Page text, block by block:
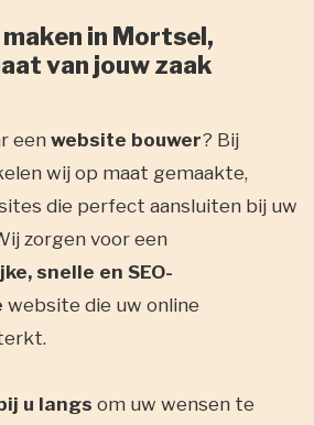
in Mortsel,
van jouw zaak
eenwebsite bouwer? Bij
wij op maat gemaakte,
die perfect aansluiten bij uw
zorgen voor een
snelle en SEO-
website die uw online
u langs om uw wensen te